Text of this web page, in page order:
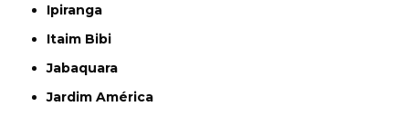
Ipiranga
Itaim Bibi
Jabaquara
Jardim América